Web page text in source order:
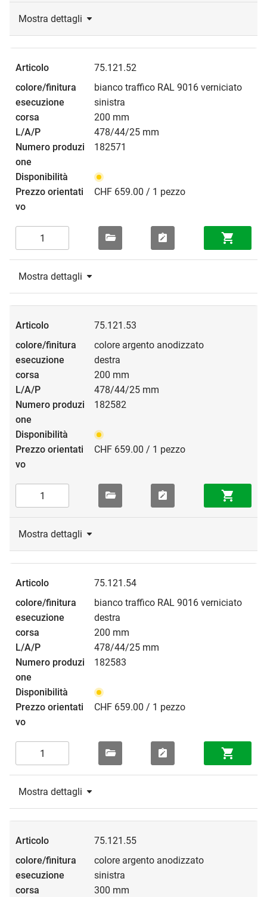
Mostra dettagli
75.121.52
bianco traffico RAL 9016 verniciato
sinistra
200 mm
478/44/25 mm
182571
CHF 659.00 / 1 pezzo
Mostra dettagli
75.121.53
colore argento anodizzato
destra
200 mm
478/44/25 mm
182582
CHF 659.00 / 1 pezzo
Mostra dettagli
75.121.54
bianco traffico RAL 9016 verniciato
destra
200 mm
478/44/25 mm
182583
CHF 659.00 / 1 pezzo
Mostra dettagli
75.121.55
colore argento anodizzato
sinistra
300 mm